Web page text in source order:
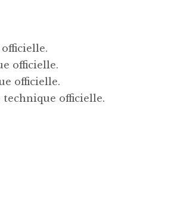
officielle.
officielle.
officielle.